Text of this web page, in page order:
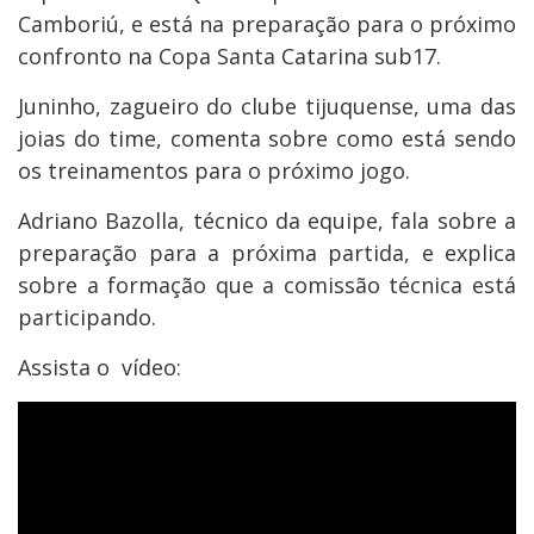
Camboriú, e está na preparação para o próximo
confronto na Copa Santa Catarina sub17.
Juninho, zagueiro do clube tijuquense, uma das
joias do time, comenta sobre como está sendo
os treinamentos para o próximo jogo.
Adriano Bazolla, técnico da equipe, fala sobre a
preparação para a próxima partida, e explica
sobre a formação que a comissão técnica está
participando.
Assista o vídeo: